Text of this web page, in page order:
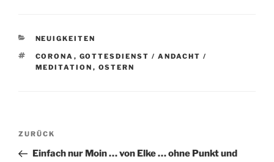
KATEGORIEN
NEUIGKEITEN
SCHLAGWÖRTER
CORONA , GOTTESDIENST / ANDACHT /
MEDITATION , OSTERN
Beitragsnavigation
Vorheriger
Beitrag
ZURÜCK
Einfach nur Moin … von Elke … ohne Punkt und